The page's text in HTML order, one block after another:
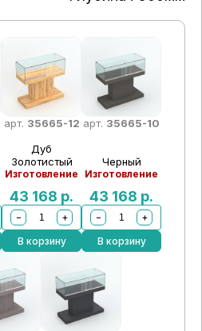
арт. 35665-12
Дуб
Золотистый
Изготовление
43 168 р.
−
+
В корзину
арт. 35665-10
Черный
Изготовление
43 168 р.
−
+
В корзину